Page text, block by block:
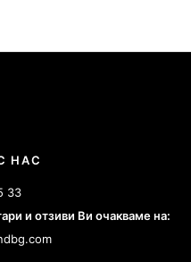
НАС
33
и отзиви Ви очакваме на: